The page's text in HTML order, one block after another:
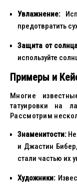
Увлажнение:
предотвратить
Защита от
используйте
Примеры и
Многие
татуировки на
Рассмотрим
Знаменитости:
и Джастин
стали частью их
Художники: